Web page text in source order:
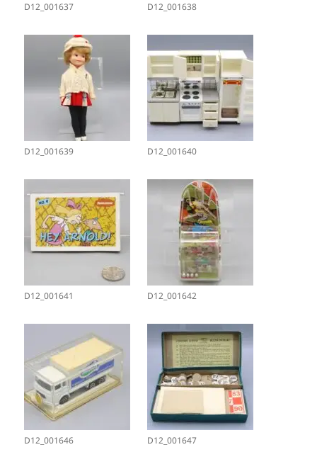
D12_001637 D12_001638
D12_001639 D12_001640
D12_001641 D12_001642
D12_001646 D12_001647